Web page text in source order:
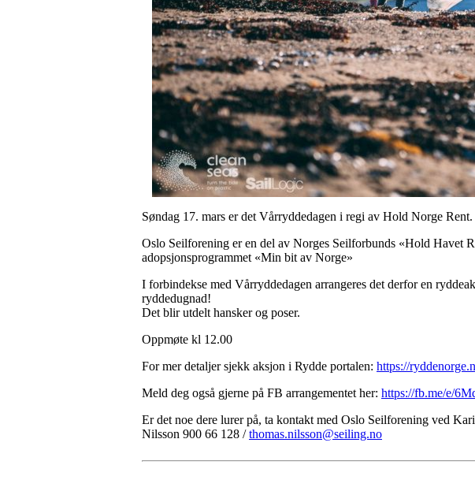
Søndag 17. mars er det Vårryddedagen i regi av Hold Norge Rent.
Oslo Seilforening er en del av Norges Seilforbunds «Hold Havet
adopsjonsprogrammet «Min bit av Norge»
I forbindekse med Vårryddedagen arrangeres det derfor en
ryddedugnad!
Det blir utdelt hansker og poser.
Oppmøte kl 12.00
For mer detaljer sjekk aksjon i Rydde portalen: https://
Meld deg også gjerne på FB arrangementet her: https://fb.me/e/
Er det noe dere lurer på, ta kontakt med Oslo Seilforening ved
Nilsson 900 66 128 /thomas.nilsson@seiling.no